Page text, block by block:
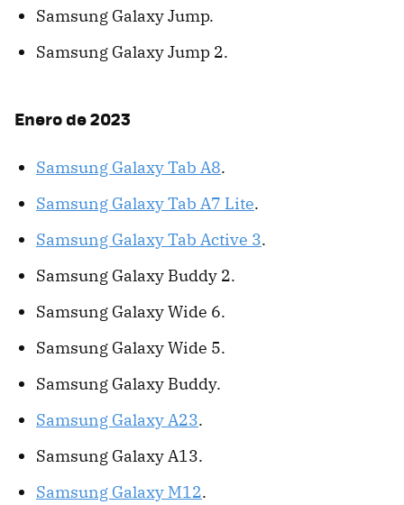
Samsung Galaxy Jump.
Samsung Galaxy Jump 2.
Enero de 2023
Samsung Galaxy Tab A8.
Samsung Galaxy Tab A7 Lite.
Samsung Galaxy Tab Active 3.
Samsung Galaxy Buddy 2.
Samsung Galaxy Wide 6.
Samsung Galaxy Wide 5.
Samsung Galaxy Buddy.
Samsung Galaxy A23.
Samsung Galaxy A13.
Samsung Galaxy M12.